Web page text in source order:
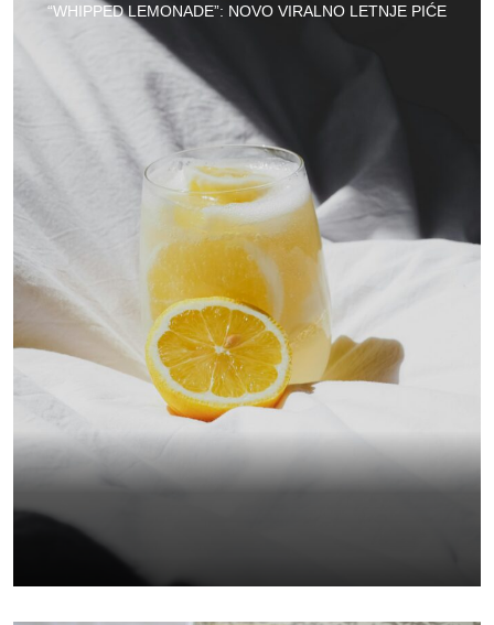
“WHIPPED LEMONADE”: NOVO VIRALNO LETNJE PIĆE